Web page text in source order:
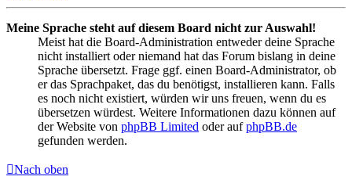
Meine Sprache steht auf diesem Board nicht zur Auswahl!
Meist hat die Board-Administration entweder deine Sprache
nicht installiert oder niemand hat das Forum bislang in deine
Sprache übersetzt. Frage ggf. einen Board-Administrator, ob
er das Sprachpaket, das du benötigst, installieren kann. Falls
es noch nicht existiert, würden wir uns freuen, wenn du es
übersetzen würdest. Weitere Informationen dazu können auf
der Website von phpBB Limited oder aufphpBB.de
gefunden werden.
Nach oben